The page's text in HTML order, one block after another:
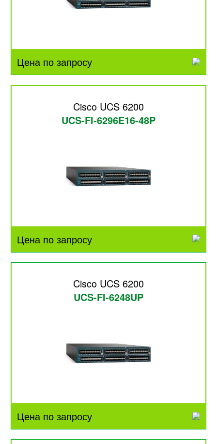
Цена по запросу
Cisco UCS 6200
UCS-FI-6296E16-48P
Цена по запросу
Cisco UCS 6200
UCS-FI-6248UP
Цена по запросу